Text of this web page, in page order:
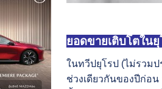
ยอดขายเติบโตในยุ
ในทวีปยุโรป (ไม่รวมป
ช่วงเดียวกันของปีก่อ